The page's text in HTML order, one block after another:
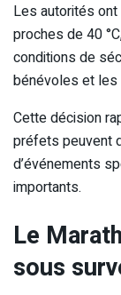
Les autorités
proches de 40
conditions de
bénévoles et
Cette décision
préfets peuvent
d’événements
importants.
Le
sous